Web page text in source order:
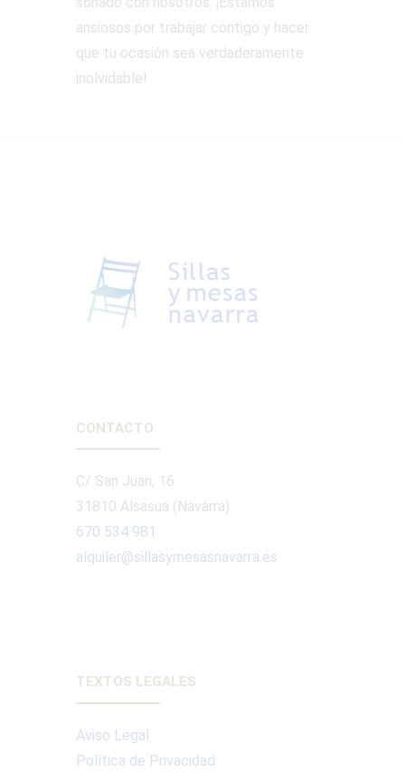
ansiosos por trabajar contigo y hacer
que tu ocasión sea verdaderamente
inolvidable!
CONTACTO
C/ San Juan, 16
31810 Alsasua (Navarra)
670 534 981
alquiler@sillasymesasnavarra.es
TEXTOS LEGALES
Aviso Legal
Política de Privacidad